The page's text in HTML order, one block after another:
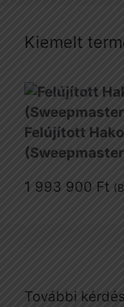
Kiemelt
Felújított
1 993 900 Ft
További